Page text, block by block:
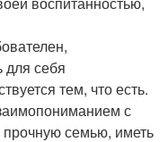
для себя
тем, что есть.
с
прочную семью, иметь